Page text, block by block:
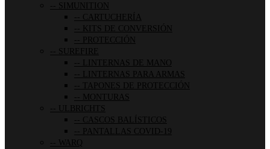
SIMUNITION
CARTUCHERÍA
KITS DE CONVERSIÓN
PROTECCIÓN
SUREFIRE
LINTERNAS DE MANO
LINTERNAS PARA ARMAS
TAPONES DE PROTECCIÓN
MONTURAS
ULBRICHTS
CASCOS BALÍSTICOS
PANTALLAS COVID-19
WARQ